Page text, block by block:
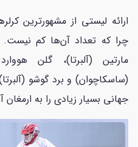
ارائه لیستی از مشهورترین
چرا که تعداد آن‌ها کم نیست.
مارتین (آلبرتا)، گلن
(ساسکاچوان) و برد گوشو
جهانی بسیار زیادی را به ارمغان